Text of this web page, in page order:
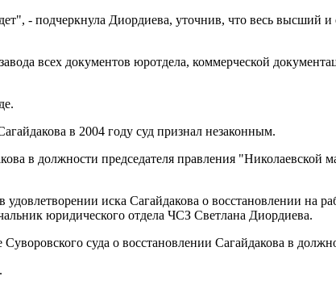
- подчеркнула Диордиева, уточнив, что весь
всех документов юротдела, коммерческой
в 2004 году суд признал незаконным.
в должности председателя правления "Николаевской
иска Сагайдакова о восстановлении на
юридического отдела ЧСЗ Светлана Диордиева.
суда о восстановлении Сагайдакова в